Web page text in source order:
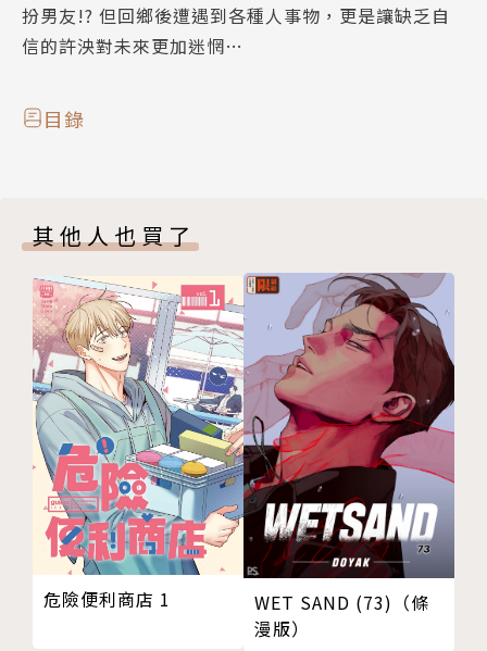
扮男友!? 但回鄉後遭遇到各種人事物，更是讓缺乏自
信的許泱對未來更加迷惘…
目錄
其他人也買了
危險便利商店 1
WET SAND (73)（條
漫版）